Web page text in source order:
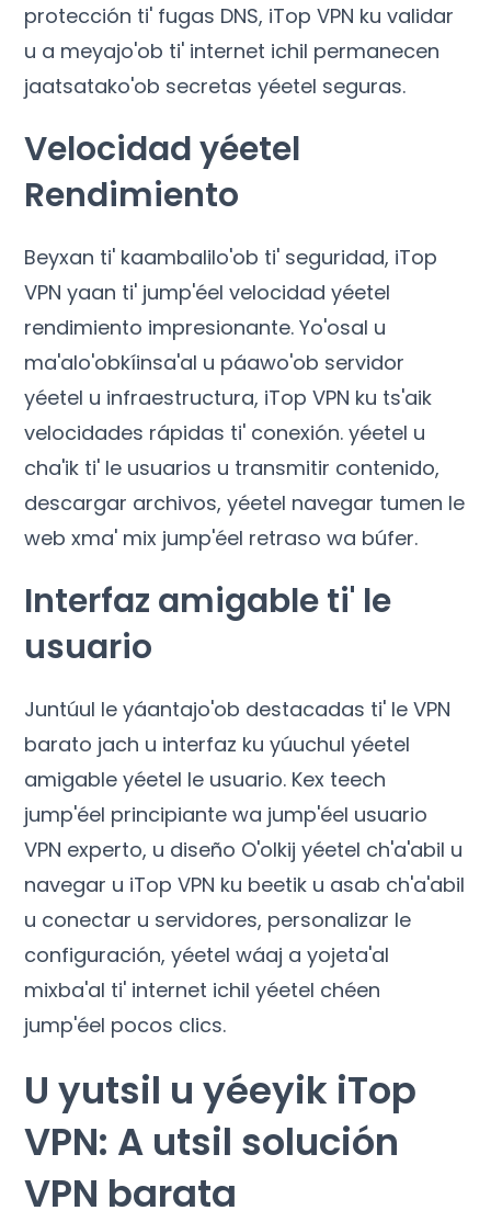
protección ti' fugas DNS, iTop VPN ku validar
u a meyajo'ob ti' internet ichil permanecen
jaatsatako'ob secretas yéetel seguras.
Velocidad yéetel
Rendimiento
Beyxan ti' kaambalilo'ob ti' seguridad, iTop
VPN yaan ti' jump'éel velocidad yéetel
rendimiento impresionante. Yo'osal u
ma'alo'obkíinsa'al u páawo'ob servidor
yéetel u infraestructura, iTop VPN ku ts'aik
velocidades rápidas ti' conexión. yéetel u
cha'ik ti' le usuarios u transmitir contenido,
descargar archivos, yéetel navegar tumen le
web xma' mix jump'éel retraso wa búfer.
Interfaz amigable ti' le
usuario
Juntúul le yáantajo'ob destacadas ti' le VPN
barato jach u interfaz ku yúuchul yéetel
amigable yéetel le usuario. Kex teech
jump'éel principiante wa jump'éel usuario
VPN experto, u diseño O'olkij yéetel ch'a'abil u
navegar u iTop VPN ku beetik u asab ch'a'abil
u conectar u servidores, personalizar le
configuración, yéetel wáaj a yojeta'al
mixba'al ti' internet ichil yéetel chéen
jump'éel pocos clics.
U yutsil u yéeyik iTop
VPN: A utsil solución
VPN barata